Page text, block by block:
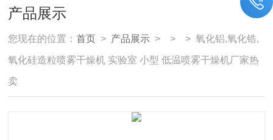
产品展示
您现在的位置：首页 > 产品展示 > > > 氧化铝,氧化锆,
氧化硅造粒喷雾干燥机 实验室 小型 低温喷雾干燥机厂家热
卖